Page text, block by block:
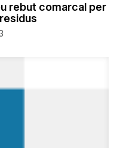
rebut comarcal per